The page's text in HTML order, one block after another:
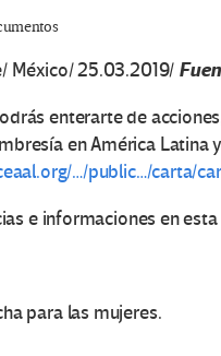
México/ 25.03.2019/
enterarte de
en América Latina
…/public…/carta/
e informaciones en
para las mujeres.